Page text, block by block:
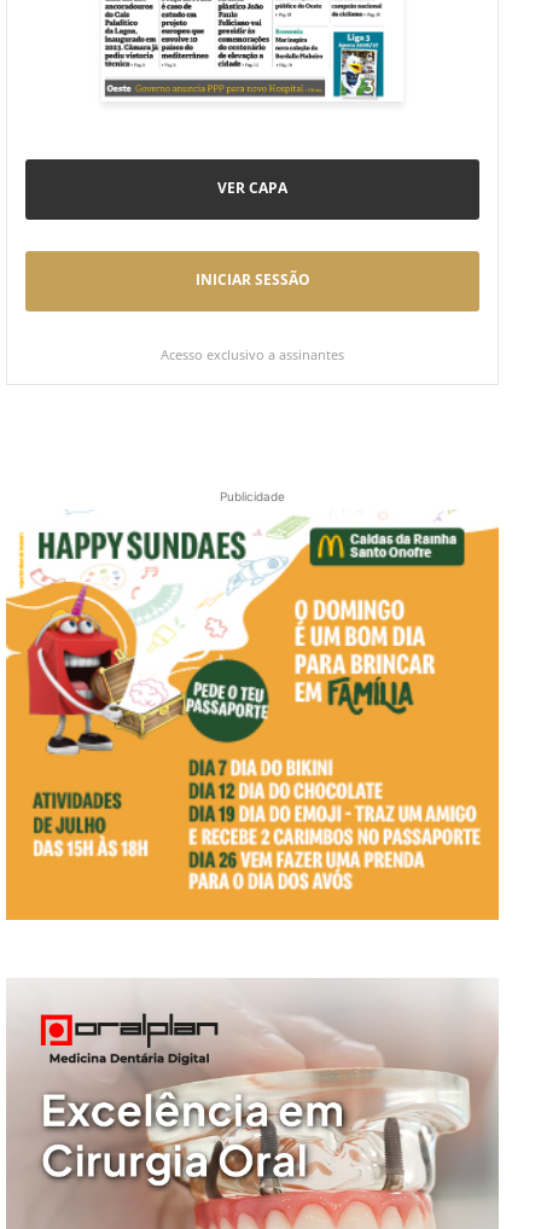
VER CAPA
INICIAR SESSÃO
Acesso exclusivo a assinantes
Publicidade